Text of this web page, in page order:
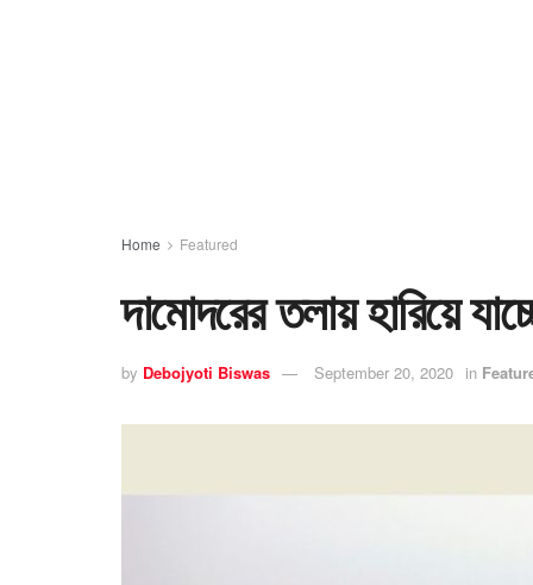
Home Featured
দামোদরের তলায় হারিয়ে
by Debojyoti Biswas September 20, 2020 in